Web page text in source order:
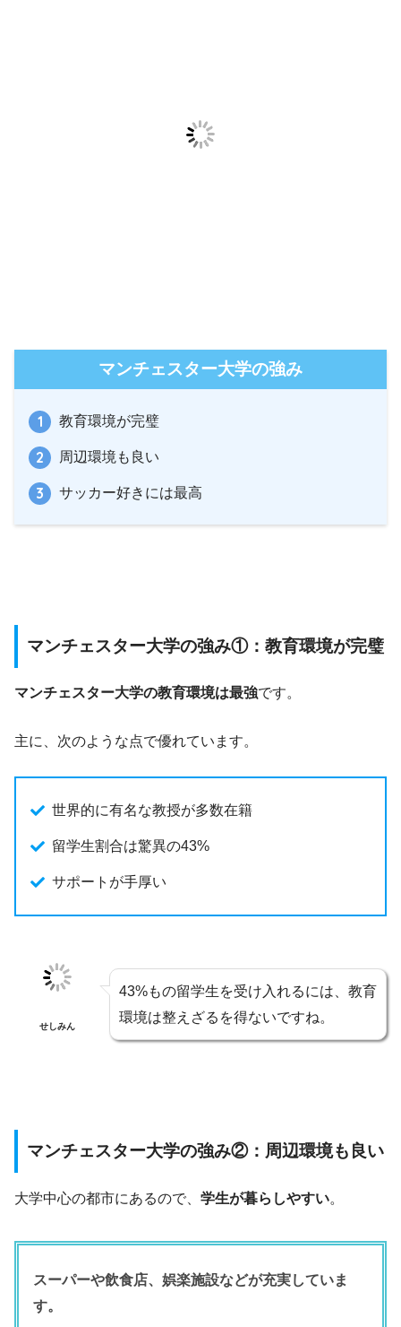
マンチェスター大学の強み
教育環境が完璧
周辺環境も良い
サッカー好きには最高
マンチェスター大学の強み①：教育環境が完璧
マンチェスター大学の教育環境は最強です。
主に、次のような点で優れています。
世界的に有名な教授が多数在籍
留学生割合は驚異の43%
サポートが手厚い
せしみん
43%もの留学生を受け入れるには、教育
環境は整えざるを得ないですね。
マンチェスター大学の強み②：周辺環境も良い
大学中心の都市にあるので、 学生が暮らしやすい。
スーパーや飲食店、娯楽施設などが充実していま
す。